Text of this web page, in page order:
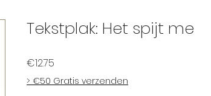
Tekstplak: Het spijt me
€12.75
> €50 Gratis verzenden